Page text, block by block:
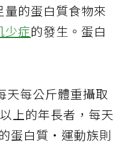
的蛋白質食物來
少症的發生。蛋白
天每公斤體重攝取
上的年長者，每天
蛋白質・運動族則